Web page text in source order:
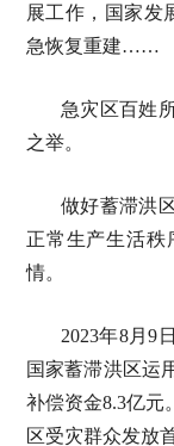
展工作，国家发
急恢复重建……
急灾区百姓
之举。
做好蓄滞洪
正常生产生活秩
情。
2023年8月9
国家蓄滞洪区运
补偿资金8.3亿元
区受灾群众发放